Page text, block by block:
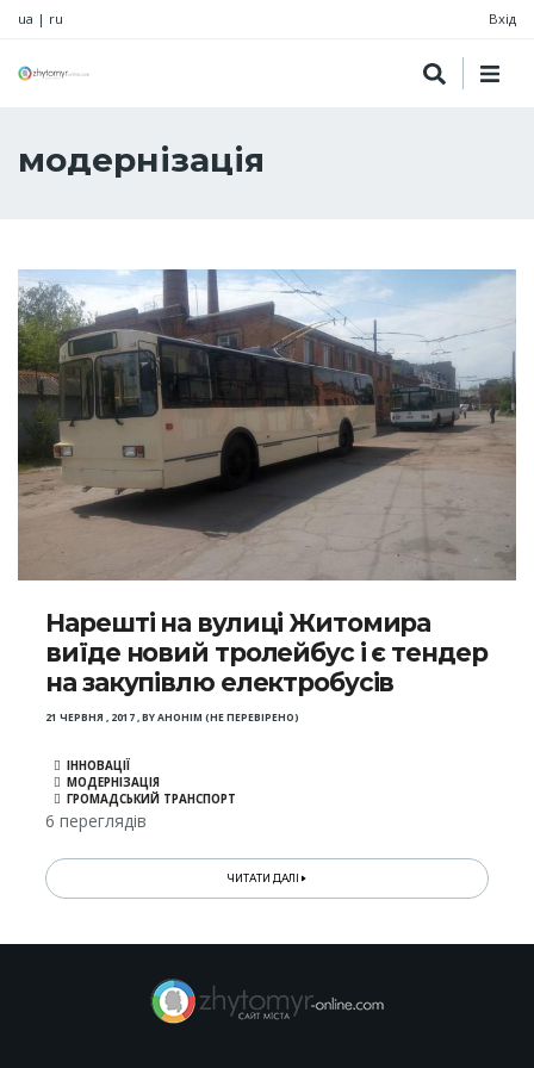
ua | ru Вхід
модернізація
Нарешті на вулиці Житомира
виїде новий тролейбус і є тендер
на закупівлю електробусів
21 ЧЕРВНЯ , 2017,BYАНОНІМ (НЕ ПЕРЕВІРЕНО)
ІННОВАЦІЇ
МОДЕРНІЗАЦІЯ
ГРОМАДСЬКИЙ ТРАНСПОРТ
6 переглядів
ЧИТАТИ ДАЛІ